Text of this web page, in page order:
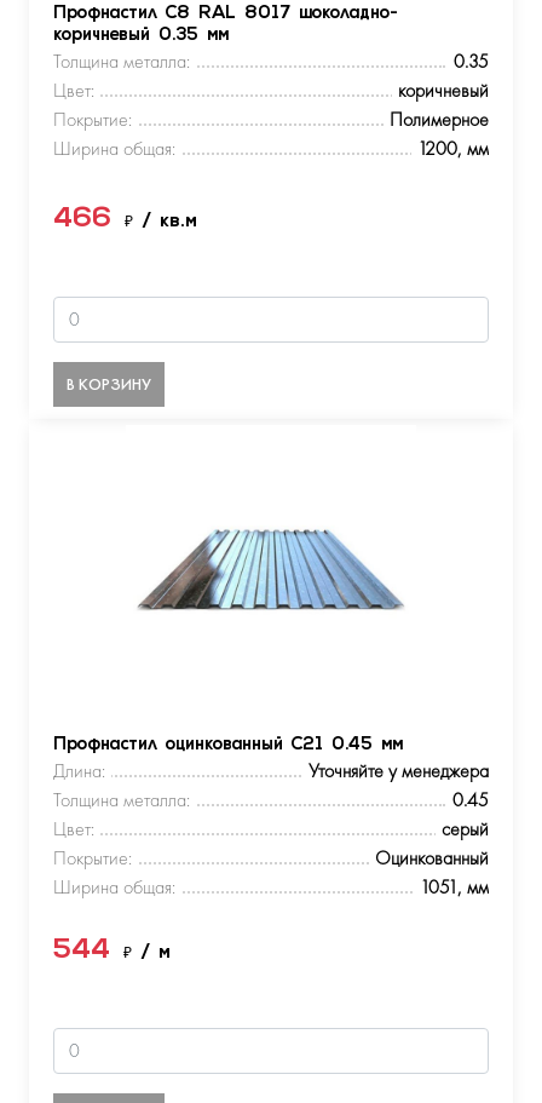
Профнастил С8 RAL 8017 шоколадно-
коричневый 0.35 мм
Толщина металла:
0.35
Цвет:
коричневый
Покрытие:
Полимерное
Ширина общая:
1200, мм
466 ₽ / кв.м
В КОРЗИНУ
Профнастил оцинкованный С21 0.45 мм
Длина:
Уточняйте у менеджера
Толщина металла:
0.45
Цвет:
серый
Покрытие:
Оцинкованный
Ширина общая:
1051, мм
544 ₽ / м